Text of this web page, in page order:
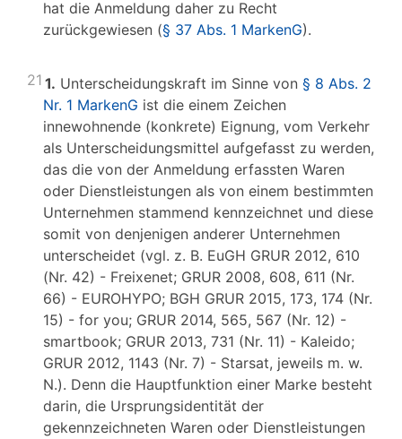
hat die Anmeldung daher zu Recht
zurückgewiesen (§ 37 Abs. 1 MarkenG).
21 1. Unterscheidungskraft im Sinne von § 8 Abs. 2
Nr. 1 MarkenG ist die einem Zeichen
innewohnende (konkrete) Eignung, vom Verkehr
als Unterscheidungsmittel aufgefasst zu werden,
das die von der Anmeldung erfassten Waren
oder Dienstleistungen als von einem bestimmten
Unternehmen stammend kennzeichnet und diese
somit von denjenigen anderer Unternehmen
unterscheidet (vgl. z. B. EuGH GRUR 2012, 610
(Nr. 42) - Freixenet; GRUR 2008, 608, 611 (Nr.
66) - EUROHYPO; BGH GRUR 2015, 173, 174 (Nr.
15) - for you; GRUR 2014, 565, 567 (Nr. 12) -
smartbook; GRUR 2013, 731 (Nr. 11) - Kaleido;
GRUR 2012, 1143 (Nr. 7) - Starsat, jeweils m. w.
N.). Denn die Hauptfunktion einer Marke besteht
darin, die Ursprungsidentität der
gekennzeichneten Waren oder Dienstleistungen